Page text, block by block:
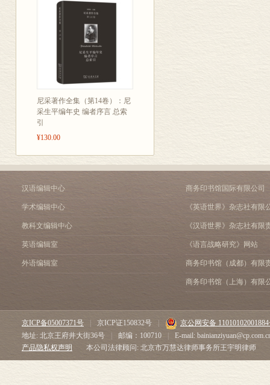
尼采著作全集（第14卷）：尼
采生平编年史 编者序言 总索
引
¥130.00
汉语编辑中心
学术编辑中心
教科文编辑中心
英语编辑室
外语编辑室
商务印书馆国际有限公司
《英语世界》杂志社有限
《汉语世界》杂志社有限
《语言战略研究》网站
商务印书馆（成都）有限
商务印书馆（上海）有限
京ICP备05007371号 京ICP证150832号
京公网安备
地址: 北京王府井大街36号
邮编：100710
E-mail:
产品隐私权声明
本公司法律顾问: 北京市万慧达律师事务所王宇明律师